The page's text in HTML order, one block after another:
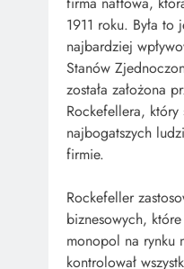
1911 roku. Była to
najbardziej
Stanów
została założona
Rockefellera, który
najbogatszych
firmie.
Rockefeller
biznesowych,
monopol na rynku
kontrolował